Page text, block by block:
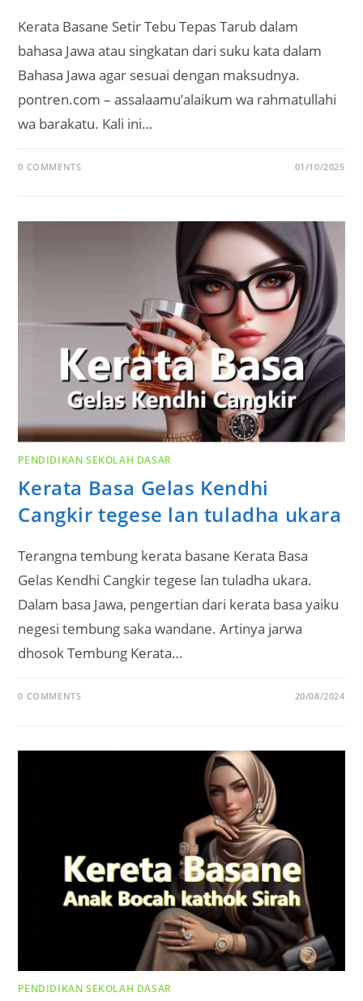
Kerata Basane Setir Tebu Tepas Tarub dalam
bahasa Jawa atau singkatan dari suku kata dalam
Bahasa Jawa agar sesuai dengan maksudnya.
pontren.com – assalaamu’alaikum wa rahmatullahi
wa barakatu. Kali ini…
0 COMMENTS 01/10/2025
PENDIDIKAN SEKOLAH DASAR
Kerata Basa Gelas Kendhi
Cangkir tegese lan tuladha ukara
Terangna tembung kerata basane Kerata Basa
Gelas Kendhi Cangkir tegese lan tuladha ukara.
Dalam basa Jawa, pengertian dari kerata basa yaiku
negesi tembung saka wandane. Artinya jarwa
dhosok Tembung Kerata…
0 COMMENTS 20/08/2024
PENDIDIKAN SEKOLAH DASAR